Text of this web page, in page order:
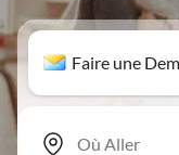
Faire une